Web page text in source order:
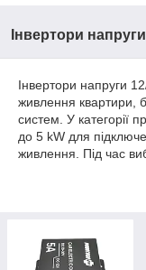
Інвертори напруги
Інвертори напруги
живлення квартири,
систем. У категорії
до 5 kW для
живлення. Під час
V або 24 V, а також
kW, 3 kW або 5 kW
приладів і бажаним